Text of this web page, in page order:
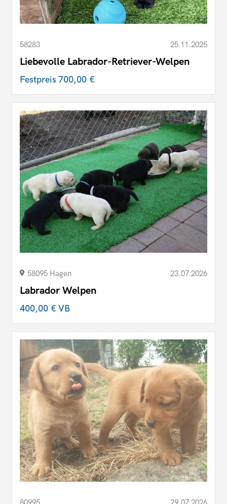
58283 25.11.2025
Liebevolle Labrador-Retriever-Welpen
Festpreis700,00 €
58095 Hagen 23.07.2026
Labrador Welpen
400,00 €VB